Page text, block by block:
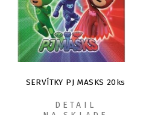
SERVÍTKY PJ MASKS 20ks
DETAIL